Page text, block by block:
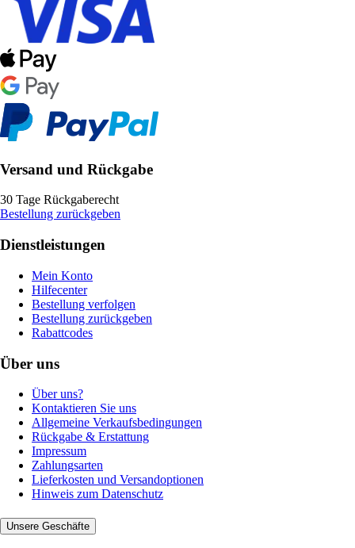
Versand und Rückgabe
30 Tage Rückgaberecht
Bestellung zurückgeben
Dienstleistungen
Mein Konto
Hilfecenter
Bestellung verfolgen
Bestellung zurückgeben
Rabattcodes
Über uns
Über uns?
Kontaktieren Sie uns
Allgemeine Verkaufsbedingungen
Rückgabe & Erstattung
Impressum
Zahlungsarten
Lieferkosten und Versandoptionen
Hinweis zum Datenschutz
Unsere Geschäfte